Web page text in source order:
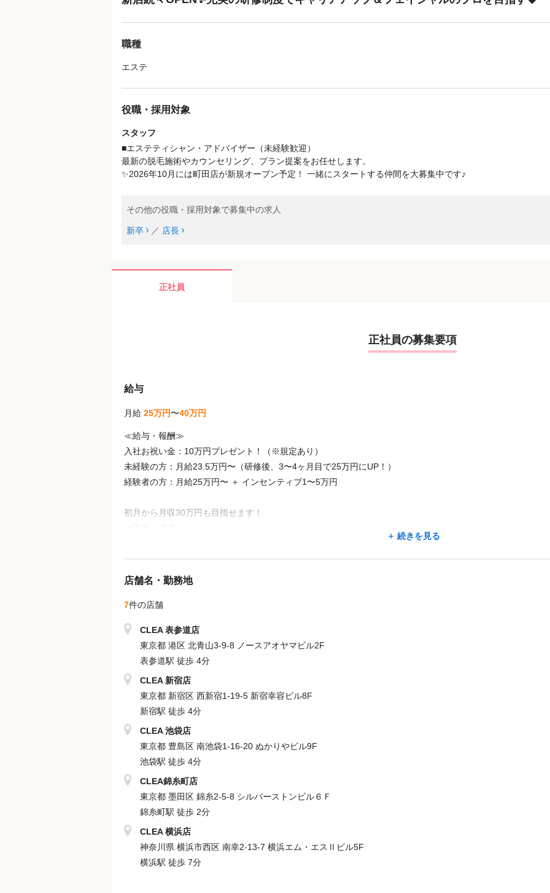
職種
エステ
役職・採用対象
スタッフ
■エステティシャン・アドバイザー（未経験歓迎）
最新の脱毛施術やカウンセリング、プラン提案をお任せします。
✨2026年10月には町田店が新規オープン予定！ 一緒にスタートする仲間を大募集中です♪
その他の役職・採用対象で募集中の求人
新卒 ／ 店長
正社員
正社員の募集要項
給与
月給 25万円〜40万円
≪給与・報酬≫
入社お祝い金：10万円プレゼント！（※規定あり）
未経験の方：月給23.5万円〜（研修後、3〜4ヶ月目で25万円にUP！）
経験者の方：月給25万円〜 ＋ インセンティブ1〜5万円
初月から月収30万円も目指せます！
業務ボーナス：年3回（3月、7月、11月）
交通費： 別途支給（月2万円まで）
≪年収モデル例≫
25歳（3年目/リーダー）：年収500万円
27歳／4年目／店長／年収800万円
27歳（5年目/マネージャー）：年収800万円
早期キャリアアップが可能な環境です！
「自分自身の肌が綺麗になった」「将来への貯金ができるようになった」
CLEAに入ってから、生活の質が変わったというスタッフが続出しています。
今の自分を変えたい方、まずはお話だけでもしてみませんか？
続きを見る
店舗名・勤務地
7件の店舗
CLEA 表参道店
東京都 港区 北青山3-9-8 ノースアオヤマビル2F
表参道駅 徒歩 4分
CLEA 新宿店
東京都 新宿区 西新宿1-19-5 新宿幸容ビル8F
新宿駅 徒歩 4分
CLEA 池袋店
東京都 豊島区 南池袋1-16-20 ぬかりやビル9F
池袋駅 徒歩 4分
CLEA錦糸町店
東京都 墨田区 錦糸2-5-8 シルバーストンビル６Ｆ
錦糸町駅 徒歩 2分
CLEA 横浜店
神奈川県 横浜市西区 南幸2-13-7 横浜エム・エスⅡビル5F
横浜駅 徒歩 7分